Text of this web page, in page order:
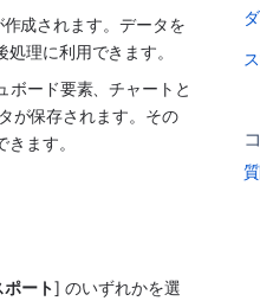
成されます。データを
理に利用できます。
ボード要素、チャートと
が保存されます。その
ます。
ポート] のいずれかを選